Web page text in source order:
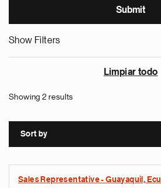
Show Filters
Limpiar todo
Showing 2 results
Sort by
Sales Representative - Guayaquil,